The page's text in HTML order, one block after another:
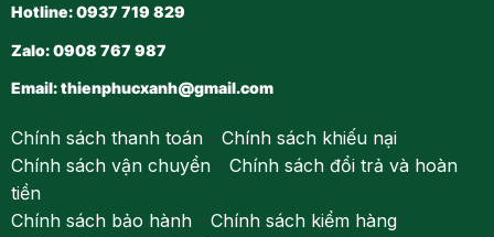
Hotline: 0937 719 829
Zalo: 0908 767 987
Email:thienphucxanh@gmail.com
Chính sách thanh toán- Chính sách khiếu nại
Chính sách vận chuyển- Chính sách đổi trả và hoàn
tiền
Chính sách bảo hành- Chính sách kiểm hàng